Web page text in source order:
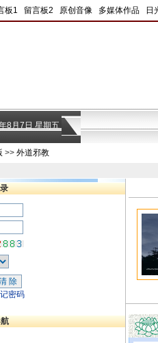
板1 留言板2 原创音像 多媒体作品 日
8月7日 星期五
>> 外道邪教
密码